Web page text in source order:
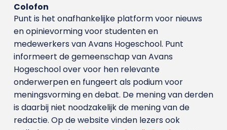
Colofon
Punt is het onafhankelijke platform voor nieuws
en opinievorming voor studenten en
medewerkers van Avans Hoge­school. Punt
informeert de gemeenschap van Avans
Hogeschool over voor hen relevante
onderwerpen en fungeert als podium voor
meningsvorming en debat. De mening van derden
is daarbij niet noodzakelijk de mening van de
redactie. Op de website vinden lezers ook